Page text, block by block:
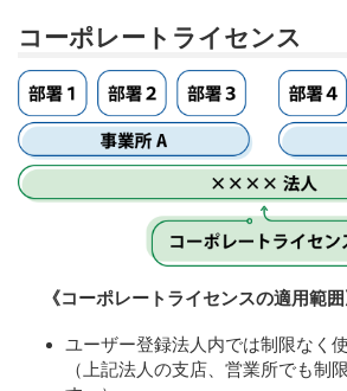
コーポレートライセンス
《コーポレートライセンスの適用範囲
ユーザー登録法人内では制限なく
（上記法人の支店、営業所でも制